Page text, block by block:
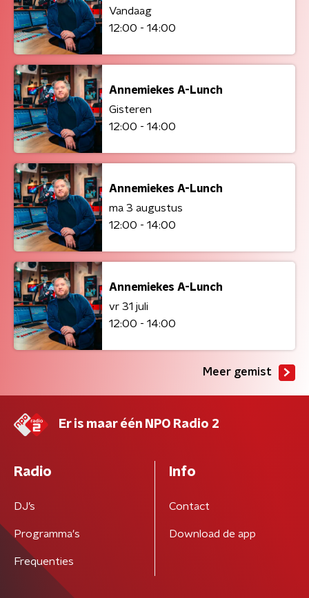
Vandaag
12:00 - 14:00
Annemiekes A-Lunch
Gisteren
12:00 - 14:00
Annemiekes A-Lunch
ma 3 augustus
12:00 - 14:00
Annemiekes A-Lunch
vr 31 juli
12:00 - 14:00
Meer gemist
Er is maar één NPO Radio 2
Radio
DJ’s
Programma's
Frequenties
Info
Contact
Download de app